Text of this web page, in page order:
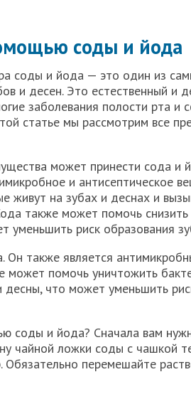
соды и йода
соды и йода — это один из
и десен. Это естественный и
заболевания полости рта и
статье мы рассмотрим все
может принести сода и
и антисептическое
живут на зубах и деснах и
также может помочь
уменьшить риск образования
также является
может помочь уничтожить
что может уменьшить
соды и йода? Сначала вам
чайной ложки соды с чашкой
перемешайте